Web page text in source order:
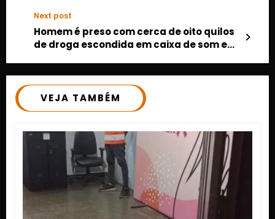
Next post
Homem é preso com cerca de oito quilos
de droga escondida em caixa de som em
VEJA TAMBÉM